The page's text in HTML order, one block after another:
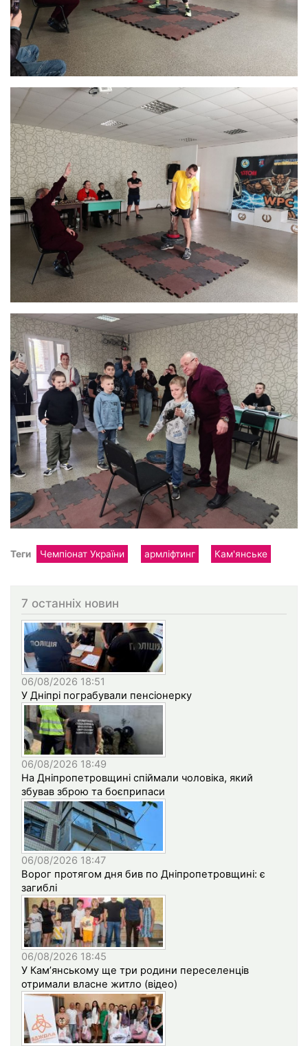
Теги Чемпіонат України армліфтинг Кам'янське
7 останніх новин
06/08/2026 18:51
У Дніпрі пограбували пенсіонерку
06/08/2026 18:49
На Дніпропетровщині спіймали чоловіка, який
збував зброю та боєприпаси
06/08/2026 18:47
Ворог протягом дня бив по Дніпропетровщині: є
загиблі
06/08/2026 18:45
У Кам’янському ще три родини переселенців
отримали власне житло (відео)